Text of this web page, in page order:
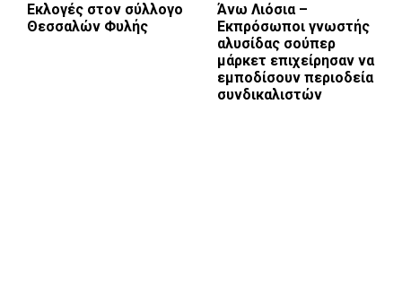
Εκλογές στον σύλλογο
Θεσσαλών Φυλής
Άνω Λιόσια –
Εκπρόσωποι γνωστής
αλυσίδας σούπερ
μάρκετ επιχείρησαν να
εμποδίσουν περιοδεία
συνδικαλιστών